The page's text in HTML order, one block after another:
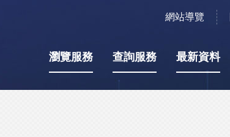
網站導覽
瀏覽服務 查詢服務 最新資料